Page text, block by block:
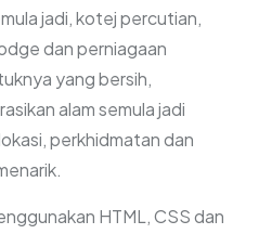
jadi, kotej percutian,
dan perniagaan
yang bersih,
alam semula jadi
perkhidmatan dan
HTML, CSS dan